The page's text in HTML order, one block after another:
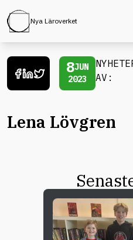
Nya Läroverket
8JUN
2023
AV:
Lena Lövgren